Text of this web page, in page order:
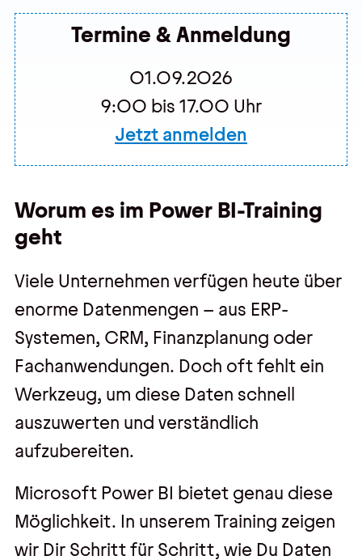
Termine & Anmeldung
01.09.2026
9:00 bis 17.00 Uhr
Jetzt anmelden
Worum es im Power BI-Training
geht
Viele Unternehmen verfügen heute über
enorme Datenmengen – aus ERP-
Systemen, CRM, Finanzplanung oder
Fachanwendungen. Doch oft fehlt ein
Werkzeug, um diese Daten schnell
auszuwerten und verständlich
aufzubereiten.
Microsoft Power BI bietet genau diese
Möglichkeit. In unserem Training zeigen
wir Dir Schritt für Schritt, wie Du Daten
Über uns
Partner & Technologie
Jobs & Karriere
Kontakt, Impressum
AGBs
Hinweisgebersystem